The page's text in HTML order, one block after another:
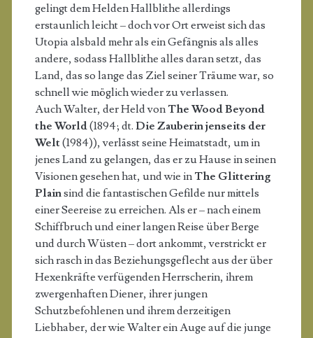
gelingt dem Helden Hallblithe allerdings
erstaunlich leicht – doch vor Ort erweist sich das
Utopia alsbald mehr als ein Gefängnis als alles
andere, sodass Hallblithe alles daran setzt, das
Land, das so lange das Ziel seiner Träume war, so
schnell wie möglich wieder zu verlassen.
Auch Walter, der Held von The Wood Beyond
the World(1894; dt. Die Zauberin jenseits der
Welt(1984)), verlässt seine Heimatstadt, um in
jenes Land zu gelangen, das er zu Hause in seinen
Visionen gesehen hat, und wie in The Glittering
Plainsind die fantastischen Gefilde nur mittels
einer Seereise zu erreichen. Als er – nach einem
Schiffbruch und einer langen Reise über Berge
und durch Wüsten – dort ankommt, verstrickt er
sich rasch in das Beziehungsgeflecht aus der über
Hexenkräfte verfügenden Herrscherin, ihrem
zwergenhaften Diener, ihrer jungen
Schutzbefohlenen und ihrem derzeitigen
Liebhaber, der wie Walter ein Auge auf die junge